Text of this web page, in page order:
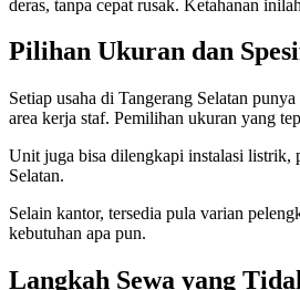
deras, tanpa cepat rusak. Ketahanan
Pilihan Ukuran dan
Setiap usaha di Tangerang Selatan
area kerja staf. Pemilihan ukuran yang
Unit juga bisa dilengkapi instalasi listrik,
Selatan.
Selain kantor, tersedia pula varian
kebutuhan apa pun.
Langkah Sewa yang